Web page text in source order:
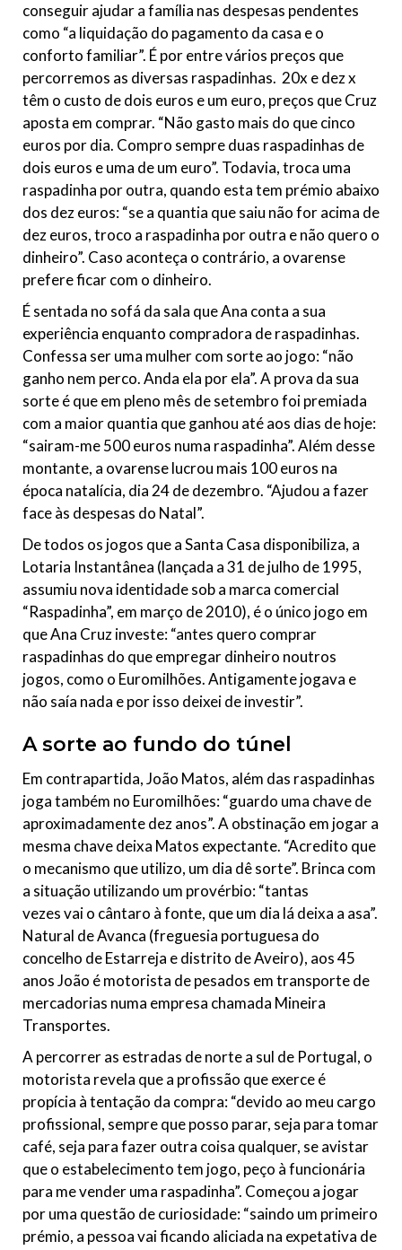
conseguir ajudar a família nas despesas pendentes
como “a liquidação do pagamento da casa e o
conforto familiar”. É por entre vários preços que
percorremos as diversas raspadinhas. 20x e dez x
têm o custo de dois euros e um euro, preços que Cruz
aposta em comprar. “Não gasto mais do que cinco
euros por dia. Compro sempre duas raspadinhas de
dois euros e uma de um euro”. Todavia, troca uma
raspadinha por outra, quando esta tem prémio abaixo
dos dez euros: “se a quantia que saiu não for acima de
dez euros, troco a raspadinha por outra e não quero o
dinheiro”. Caso aconteça o contrário, a ovarense
prefere ficar com o dinheiro.
É sentada no sofá da sala que Ana conta a sua
experiência enquanto compradora de raspadinhas.
Confessa ser uma mulher com sorte ao jogo: “não
ganho nem perco. Anda ela por ela”. A prova da sua
sorte é que em pleno mês de setembro foi premiada
com a maior quantia que ganhou até aos dias de hoje:
“sairam-me 500 euros numa raspadinha”. Além desse
montante, a ovarense lucrou mais 100 euros na
época natalícia, dia 24 de dezembro. “Ajudou a fazer
face às despesas do Natal”.
De todos os jogos que a Santa Casa disponibiliza, a
Lotaria Instantânea (lançada a 31 de julho de 1995,
assumiu nova identidade sob a marca comercial
“Raspadinha”, em março de 2010), é o único jogo em
que Ana Cruz investe: “antes quero comprar
raspadinhas do que empregar dinheiro noutros
jogos, como o Euromilhões. Antigamente jogava e
não saía nada e por isso deixei de investir”.
A sorte ao fundo do túnel
Em contrapartida, João Matos, além das raspadinhas
joga também no Euromilhões: “guardo uma chave de
aproximadamente dez anos”. A obstinação em jogar a
mesma chave deixa Matos expectante. “Acredito que
o mecanismo que utilizo, um dia dê sorte”. Brinca com
a situação utilizando um provérbio: “tantas
vezes vai o cântaro à fonte, que um dia lá deixa a asa”.
Natural de Avanca (freguesia portuguesa do
concelho de Estarreja e distrito de Aveiro), aos 45
anos João é motorista de pesados em transporte de
mercadorias numa empresa chamada Mineira
Transportes.
A percorrer as estradas de norte a sul de Portugal, o
motorista revela que a profissão que exerce é
propícia à tentação da compra: “devido ao meu cargo
profissional, sempre que posso parar, seja para tomar
café, seja para fazer outra coisa qualquer, se avistar
que o estabelecimento tem jogo, peço à funcionária
para me vender uma raspadinha”. Começou a jogar
por uma questão de curiosidade: “saindo um primeiro
prémio, a pessoa vai ficando aliciada na expetativa de